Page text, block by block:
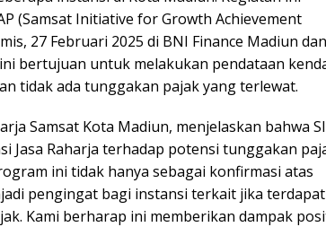
(Samsat Initiative for Growth Achievement
27 Februari 2025 di BNI Finance Madiun dan
bertujuan untuk melakukan pendataan
tidak ada tunggakan pajak yang terlewat.
Samsat Kota Madiun, menjelaskan bahwa
Jasa Raharja terhadap potensi tunggakan
ini tidak hanya sebagai konfirmasi atas
pengingat bagi instansi terkait jika terdapat
Kami berharap ini memberikan dampak